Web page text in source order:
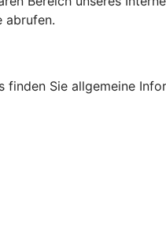
abrufen.
Sie allgemeine